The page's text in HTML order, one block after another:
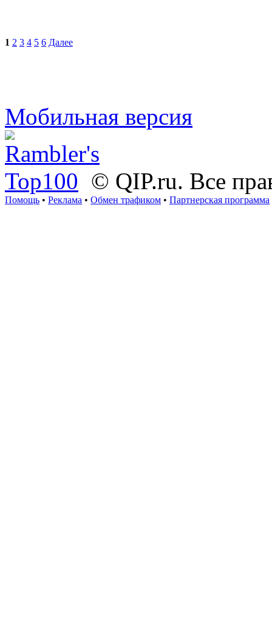
1 2 3 4 5 6 Далее
Мобильная версия
© QIP.ru. Все
Помощь • Реклама • Обмен трафиком • Партнерская программа